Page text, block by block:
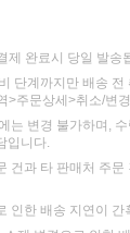
제 완료시 당일 발송
단계까지만 배송 전
>주문상세>취소/변
는 변경 불가하며,
입니다.
건과 타 판매처 주문
인한 배송 지연이 간